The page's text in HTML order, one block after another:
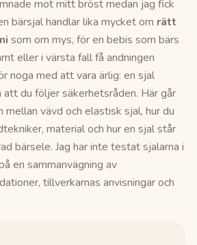
mot mitt bröst medan jag fick
bärsjal handlar lika mycket om rätt
som om mys, för en bebis som bärs
eller i värsta fall få andningen
noga med att vara ärlig: en sjal
att du följer säkerhetsråden. Här går
mellan vävd och elastisk sjal, hur du
material och hur en sjal står
bärsele. Jag har inte testat sjalarna i
en sammanvägning av
tillverkarnas anvisningar och